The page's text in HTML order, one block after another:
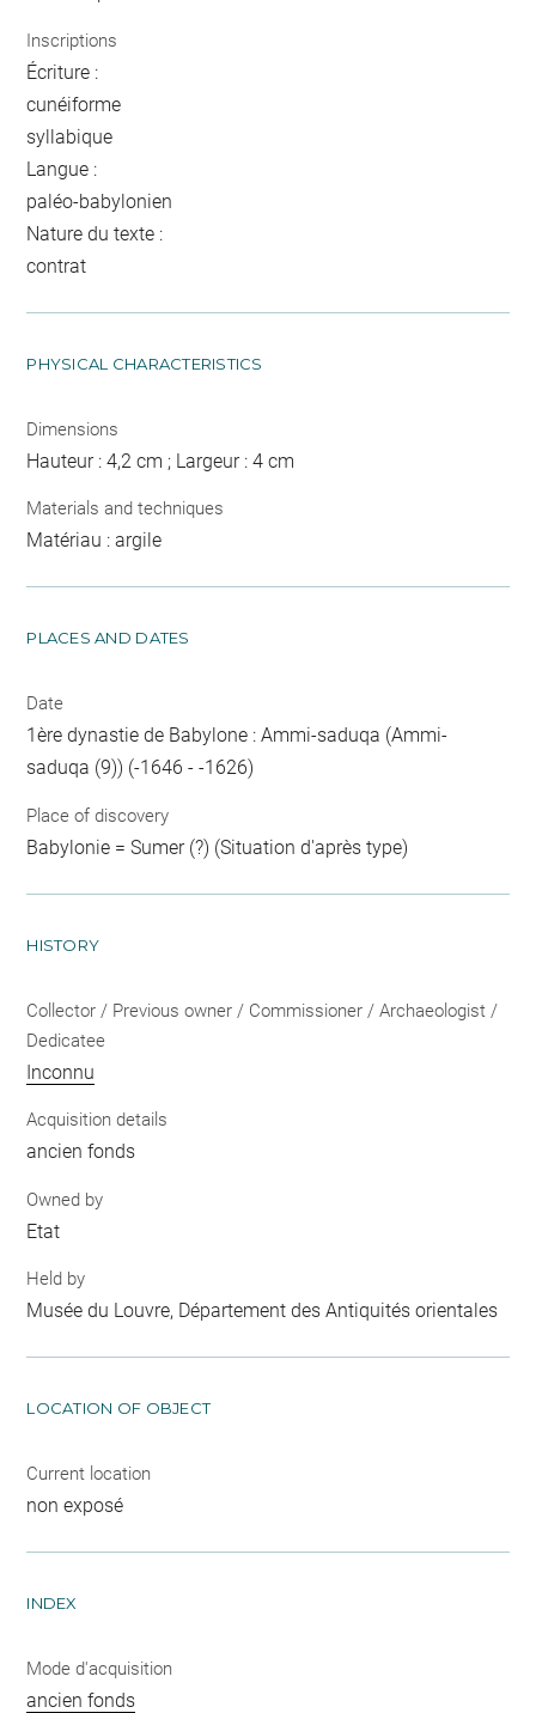
Inscriptions
Écriture :
cunéiforme
syllabique
Langue :
paléo-babylonien
Nature du texte :
contrat
PHYSICAL CHARACTERISTICS
Dimensions
Hauteur : 4,2 cm ; Largeur : 4 cm
Materials and techniques
Matériau : argile
PLACES AND DATES
Date
1ère dynastie de Babylone : Ammi-saduqa (Ammi-
saduqa (9)) (-1646 - -1626)
Place of discovery
Babylonie = Sumer (?) (Situation d'après type)
HISTORY
Collector / Previous owner / Commissioner / Archaeologist /
Dedicatee
Inconnu
Acquisition details
ancien fonds
Owned by
Etat
Held by
Musée du Louvre, Département des Antiquités orientales
LOCATION OF OBJECT
Current location
non exposé
INDEX
Mode d'acquisition
ancien fonds